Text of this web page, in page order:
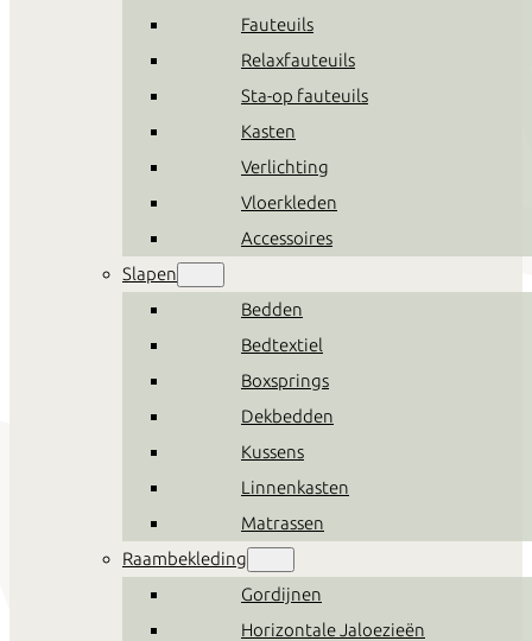
Fauteuils
Relaxfauteuils
Sta-op fauteuils
Kasten
Verlichting
Vloerkleden
Accessoires
Slapen
Bedden
Bedtextiel
Boxsprings
Dekbedden
Kussens
Linnenkasten
Matrassen
Raambekleding
Gordijnen
Horizontale Jaloezieën